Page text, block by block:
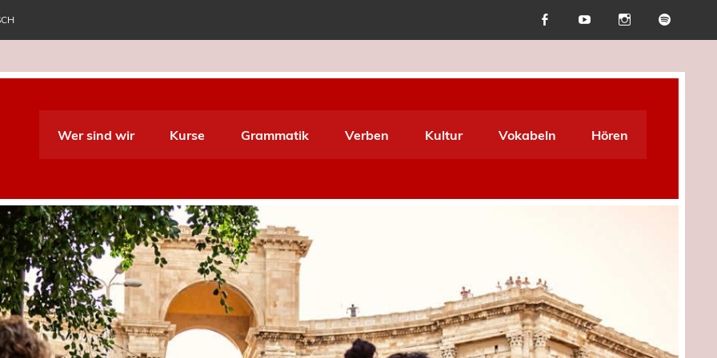
World Italiano
Wer sind wir Kurse Grammatik Verben Kultur Vokabeln Hören